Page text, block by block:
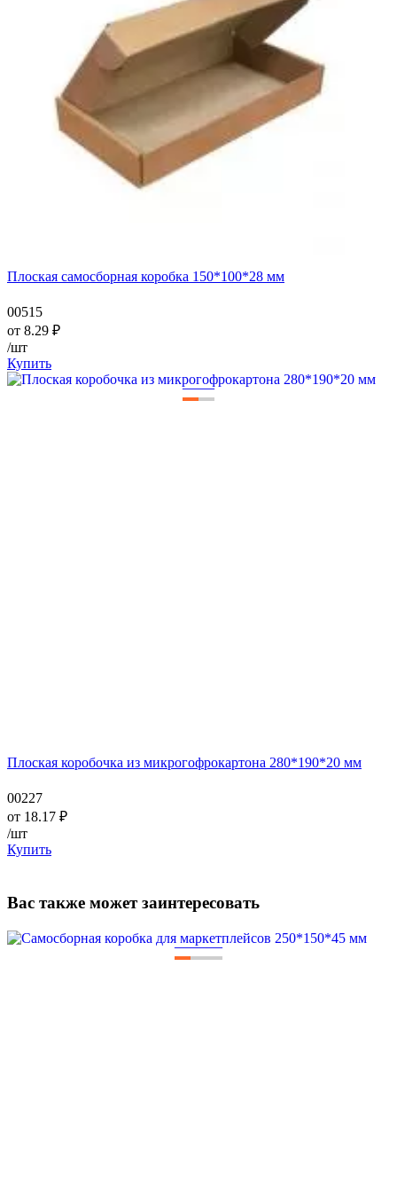
Плоская самосборная коробка 150*100*28 мм
00515
от 8.29 ₽
/шт
Купить
——
Плоская коробочка из микрогофрокартона 280*190*20 мм
00227
от 18.17 ₽
/шт
Купить
Вас также может заинтересовать
———